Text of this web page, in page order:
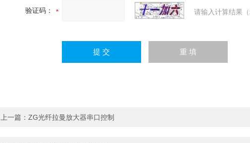
验证码： 请输入计算结果
上一篇： ZG光纤拉曼放大器串口控制